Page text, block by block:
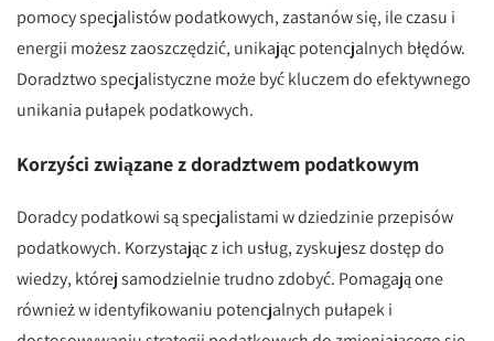
pomocy specjalistów podatkowych, zastanów się, ile czasu i
energii możesz zaoszczędzić, unikając potencjalnych błędów.
Doradztwo specjalistyczne może być kluczem do efektywnego
unikania pułapek podatkowych.
Korzyści związane z doradztwem podatkowym
Doradcy podatkowi są specjalistami w dziedzinie przepisów
podatkowych. Korzystając z ich usług, zyskujesz dostęp do
wiedzy, której samodzielnie trudno zdobyć. Pomagają one
również w identyfikowaniu potencjalnych pułapek i